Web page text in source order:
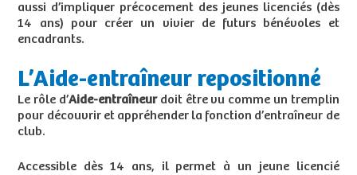
aussi d’impliquer précocement des jeunes licenciés (dès
14 ans) pour créer un vivier de futurs bénévoles et
encadrants.
L’Aide-entraîneur repositionné
Le rôle d’Aide-entraîneurdoit être vu comme un tremplin
pour découvrir et appréhender la fonction d’entraîneur de
club.
Accessible dès 14 ans, il permet à un jeune licencié